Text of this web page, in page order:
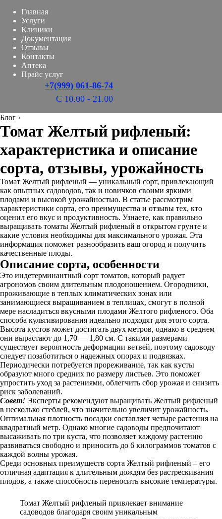
Главная
Услуги
Клиники
Документация
Отзывы
Контакты
Аптека
Прайс услуг
+7(999) 061-86-74
С 10.00 - 21.00
Блог ›
Томат Желтый рифленый:
характеристика и описание
сорта, отзывы, урожайность
Томат Желтый рифленый — уникальный сорт, привлекающий
как опытных садоводов, так и новичков своими яркими
плодами и высокой урожайностью. В статье рассмотрим
характеристики сорта, его преимущества и отзывы тех, кто
оценил его вкус и продуктивность. Узнаете, как правильно
выращивать томаты Желтый рифленый в открытом грунте и
какие условия необходимы для максимального урожая. Эта
информация поможет разнообразить ваш огород и получить
качественные плоды.
Описание сорта, особенности
Это индетерминантный сорт томатов, который радует
агрономов своим длительным плодоношением. Огородники,
проживающие в теплых климатических зонах или
занимающиеся выращиванием в теплицах, смогут в полной
мере насладиться вкусными плодами Желтого рифленого. Оба
способа культивирования идеально подходят для этого сорта.
Высота кустов может достигать двух метров, однако в среднем
они вырастают до 1,70 — 1,80 см. С такими размерами
существует вероятность деформации ветвей, поэтому садоводу
следует позаботиться о надежных опорах и подвязках.
Периодически потребуется прореживание, так как кусты
образуют много средних по размеру листьев. Это поможет
упростить уход за растениями, облегчить сбор урожая и снизить
риск заболеваний.
Совет! Эксперты рекомендуют выращивать Желтый рифленый
в несколько стеблей, что значительно увеличит урожайность.
Оптимальная плотность посадки составляет четыре растения на
квадратный метр. Однако многие садоводы предпочитают
высаживать по три куста, что позволяет каждому растению
развиваться свободно и приносить до 6 килограммов томатов с
каждой волны урожая.
Среди основных преимуществ сорта Желтый рифленый – его
отличная адаптация к длительным дождям без растрескивания
плодов, а также способность переносить высокие температуры.
Томат Желтый рифленый привлекает внимание
садоводов благодаря своим уникальным